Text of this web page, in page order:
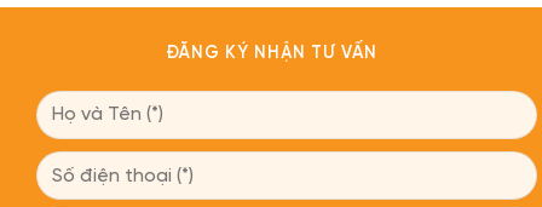
ĐĂNG KÝ NHẬN TƯ VẤN